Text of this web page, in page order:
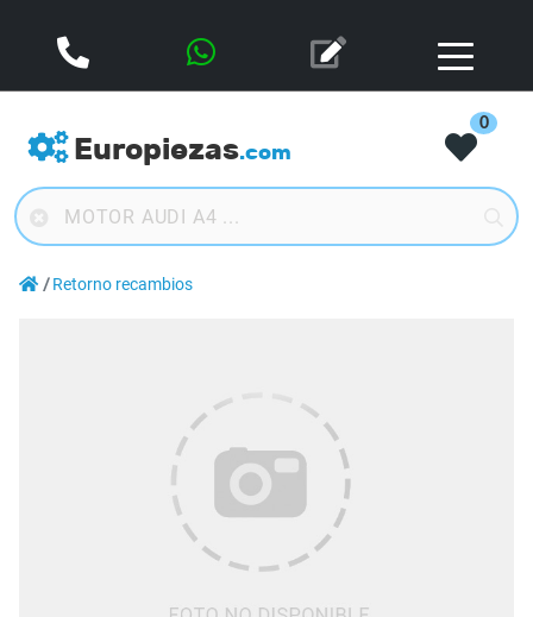
Europiezas.com
0
Retorno recambios